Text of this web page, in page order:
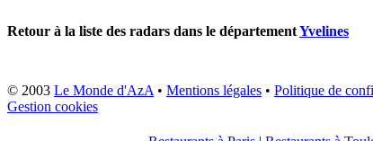
Retour à la liste des radars dans le départementYvelines
© 2003 Le Monde d'AzA • Mentions légales • Politique de
Gestion cookies